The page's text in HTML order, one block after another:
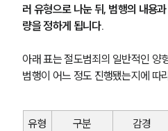
러 유형으로 나눈 뒤, 범행의 내용
량을 정하게 됩니다.
아래 표는 절도범죄의 일반적인 양
범행이 어느 정도 진행됐는지에 따
유형 구분 감경